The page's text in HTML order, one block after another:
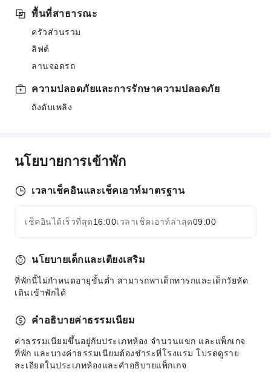
พื้นที่สาธารณะ
ครัวส่วนรวม
ลิฟต์
ลานจอดรถ
ความปลอดภัยและการรักษาความปลอดภัย
ถังดับเพลิง
นโยบายการเข้าพัก
เวลาเช็คอินและเช็คเอาท์มาตรฐาน
เช็คอินได้เร็วที่สุด16:00เวลาเช็คเอาท์ล่าสุด09:00
นโยบายเด็กและเตียงเสริม
ที่พักนี้ไม่กำหนดอายุขั้นต่ำ สามารถพาเด็กทารกและเด็กวัยหัด
เดินเข้าพักได้
คำอธิบายค่าธรรมเนียม
ค่าธรรมเนียมขึ้นอยู่กับประเภทห้อง จำนวนแขก และแพ็กเกจ
ที่พัก และบางค่าธรรมเนียมต้องชำระที่โรงแรม โปรดดูราย
ละเอียดในประเภทห้องและคำอธิบายแพ็กเกจ